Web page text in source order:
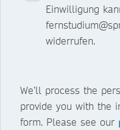
Einwilligung
widerrufen.
We’ll process the
provide you with the
form. Please see our